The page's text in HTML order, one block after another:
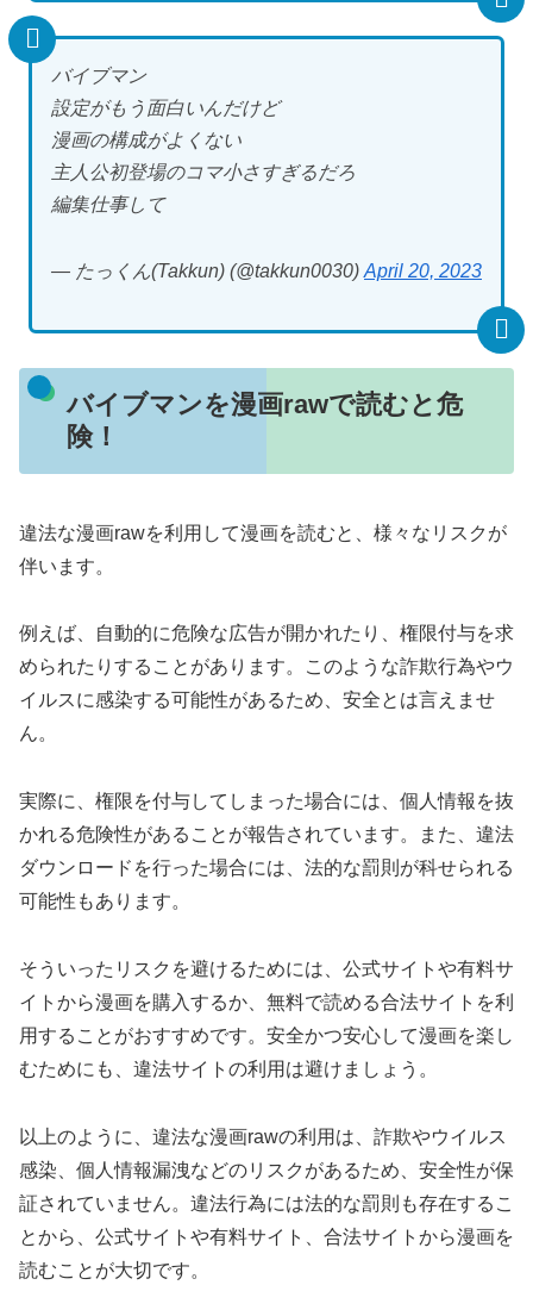
バイブマン
設定がもう面白いんだけど
漫画の構成がよくない
主人公初登場のコマ小さすぎるだろ
編集仕事して
— たっくん(Takkun) (@takkun0030) April 20, 2023
バイブマンを漫画rawで読むと危
険！
違法な漫画rawを利用して漫画を読むと、様々なリスクが
伴います。
例えば、自動的に危険な広告が開かれたり、権限付与を求
められたりすることがあります。このような詐欺行為やウ
イルスに感染する可能性があるため、安全とは言えませ
ん。
実際に、権限を付与してしまった場合には、個人情報を抜
かれる危険性があることが報告されています。また、違法
ダウンロードを行った場合には、法的な罰則が科せられる
可能性もあります。
そういったリスクを避けるためには、公式サイトや有料サ
イトから漫画を購入するか、無料で読める合法サイトを利
用することがおすすめです。安全かつ安心して漫画を楽し
むためにも、違法サイトの利用は避けましょう。
以上のように、違法な漫画rawの利用は、詐欺やウイルス
感染、個人情報漏洩などのリスクがあるため、安全性が保
証されていません。違法行為には法的な罰則も存在するこ
とから、公式サイトや有料サイト、合法サイトから漫画を
読むことが大切です。